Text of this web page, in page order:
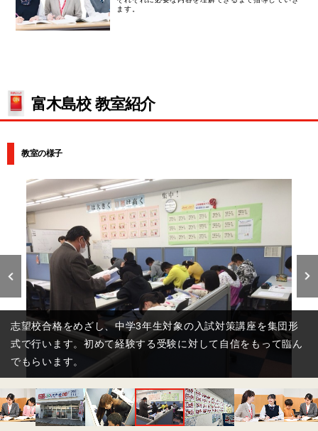
ます。
富木島校 教室紹介
教室の様子
志望校合格をめざし、中学3年生対象の入試対策講座を集団形
式で行います。初めて経験する受験に対して自信をもって臨ん
でもらいます。